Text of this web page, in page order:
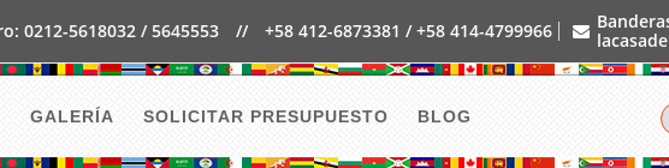
0212-5618032 / 5645553 // +58 412-6873381 / +58 414-4799966
GALERÍA SOLICITAR PRESUPUESTO BLOG